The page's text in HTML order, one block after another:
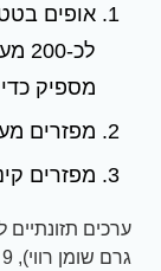
אופים
מספיק
מפזרים
מפזרים